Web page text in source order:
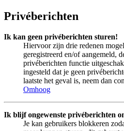
Privéberichten
Ik kan geen privéberichten sturen!
Hiervoor zijn drie redenen
geregistreerd en/of aangemeld,
privéberichten functie
ingesteld dat je geen
laatste het geval is, neem dan
Omhoog
Ik blijf ongewenste privéberichten
Je kan gebruikers blokkeren